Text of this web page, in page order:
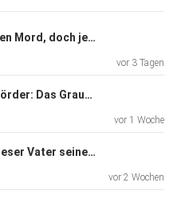
Er saß 10 Jahre für ihren Mord, doch jetzt zerbricht der Fall Chiara Poggi | Crime Time
vor 3 Tagen
Gefangen mit einem Mörder: Das Grauen auf der MS Bärbel | Crime Time Doku
vor 1 Woche
Niemand ahnte, was dieser Vater seinen Kindern antun würde: Der Vierfachmord von Ilsede | Crime Time Doku
vor 2 Wochen